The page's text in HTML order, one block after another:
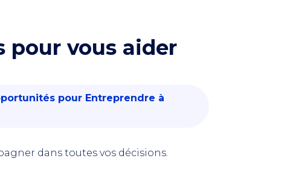
pour vous aider
pour Entreprendre à
dans toutes vos décisions.